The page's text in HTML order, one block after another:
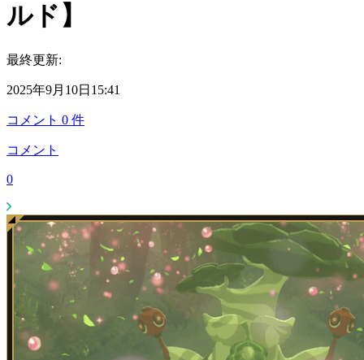
ルド】
最終更新:
2025年9月10日15:41
コメント 0 件
コメント
0